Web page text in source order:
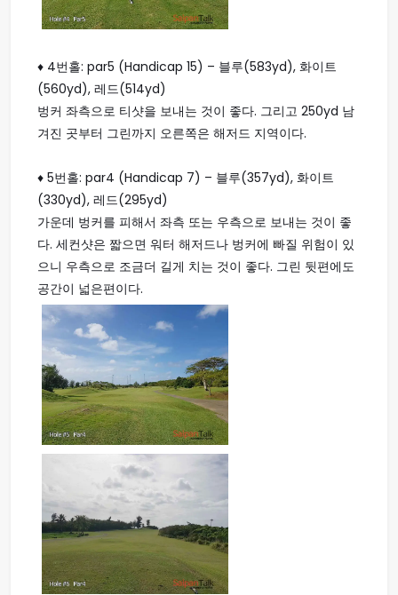
♦ 4번홀: par5 (Handicap 15) – 블루(583yd), 화이트
(560yd), 레드(514yd)
벙커 좌측으로 티샷을 보내는 것이 좋다. 그리고 250yd 남
겨진 곳부터 그린까지 오른쪽은 해저드 지역이다.
♦ 5번홀: par4 (Handicap 7) – 블루(357yd), 화이트
(330yd), 레드(295yd)
가운데 벙커를 피해서 좌측 또는 우측으로 보내는 것이 좋
다. 세컨샷은 짧으면 워터 해저드나 벙커에 빠질 위험이 있
으니 우측으로 조금더 길게 치는 것이 좋다. 그린 뒷편에도
공간이 넓은편이다.